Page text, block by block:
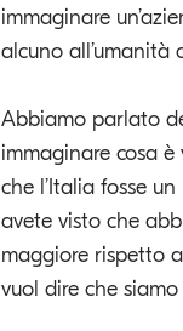
immaginare
alcuno all’umanità
Abbiamo parlato
immaginare cosa
che l’Italia fosse
avete visto che
maggiore rispetto
vuol dire che siamo